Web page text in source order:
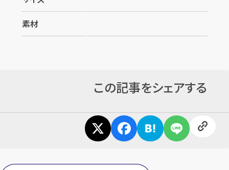
カンタン無料
今すぐ査定金額をお伝えいたします
まずはお電話で無料査定
【総合受付】24時間・年中無休(年末年始除く)
素材
この記事をシェアする